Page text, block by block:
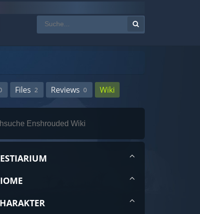
Files 2 Reviews 0 Wiki